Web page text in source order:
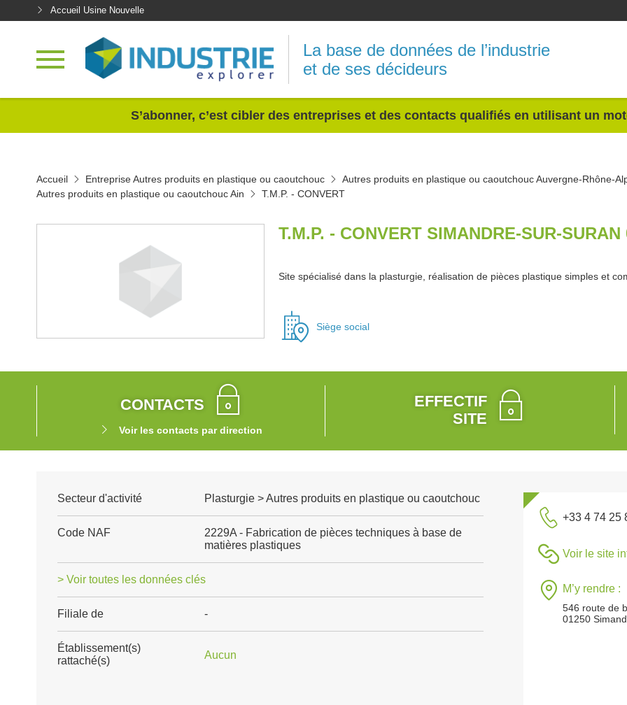
Accueil Usine Nouvelle
La base de données de l’industrie
et de ses décideurs
S’abonner, c’est cibler des entreprises et des contacts qualifiés en utilisant un
Accueil Entreprise Autres produits en plastique ou caoutchouc
Autres produits en plastique ou caoutchouc Auvergne-Rhône-
Autres produits en plastique ou caoutchouc Ain
T.M.P. - CONVERT
T.M.P. - CONVERT SIMANDRE-SUR-SURAN
Site spécialisé dans la plasturgie, réalisation de pièces plastique simples et
Siège social
CONTACTS
Voir les contacts par direction
EFFECTIF
SITE
Secteur d'activité Plasturgie > Autres produits en plastique ou caoutchouc
Code NAF
2229A - Fabrication de pièces techniques à base de
matières plastiques
> Voir toutes les données clés
Filiale de -
Établissement(s)
rattaché(s)
Aucun
+33 4 74 25
Voir le site
M’y rendre :
546 route de
01250